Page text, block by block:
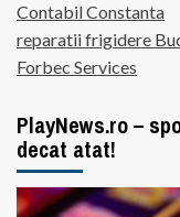
Contabil Constanta
reparatii frigidere
Forbec Services
PlayNews.ro –
decat atat!